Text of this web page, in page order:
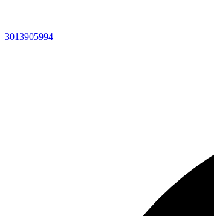
3013905994